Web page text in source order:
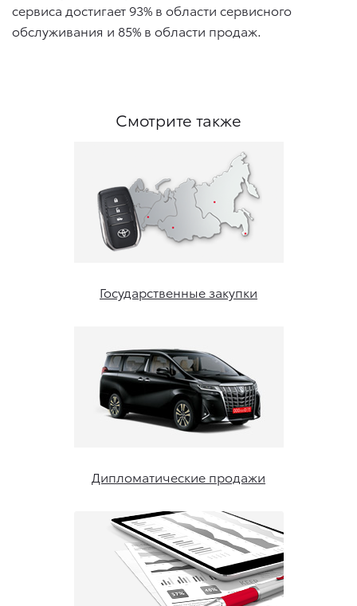
сервиса достигает 93% в области сервисного
обслуживания и 85% в области продаж.
Смотрите также
Государственные закупки
Дипломатические продажи